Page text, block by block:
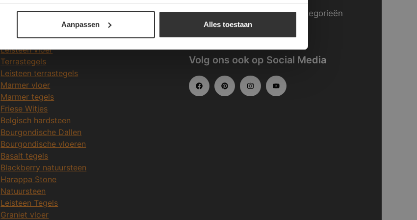
Aanpassen Alles toestaan
Meeste Gezochte Natuursteen
Natuursteen vloeren
Leisteen vloer
Terrastegels
Leisteen terrastegels
Marmer vloer
Marmer tegels
Friese Witjes
Belgisch hardsteen
Bourgondische Dallen
Bourgondische vloeren
Basalt tegels
Blackberry natuursteen
Harappa Stone
Natuursteen
Leisteen Tegels
Graniet vloer
Bekijkhieronze website in categorieën
ingedeeld.
Volg ons ook op Social Media